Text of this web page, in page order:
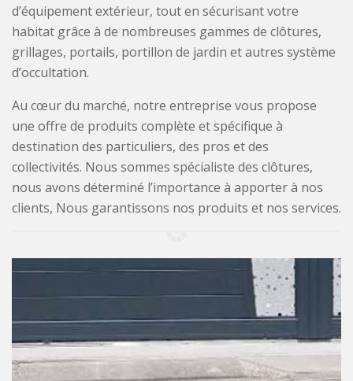
d’équipement extérieur, tout en sécurisant votre
habitat grâce à de nombreuses gammes de clôtures,
grillages, portails, portillon de jardin et autres système
d’occultation.
Au cœur du marché, notre entreprise vous propose
une offre de produits complète et spécifique à
destination des particuliers, des pros et des
collectivités. Nous sommes spécialiste des clôtures,
nous avons déterminé l’importance à apporter à nos
clients, Nous garantissons nos produits et nos services.